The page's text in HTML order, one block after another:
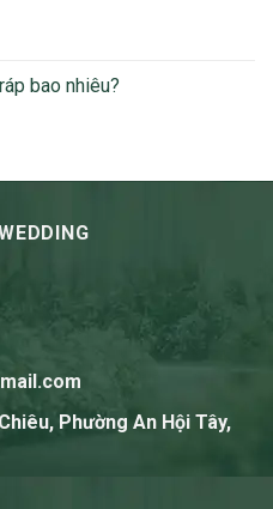
bao nhiêu?
Phường An Hội Tây,